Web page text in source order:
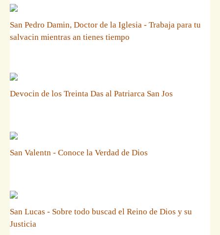
San Pedro Damin, Doctor de la Iglesia - Trabaja para tu
salvacin mientras an tienes tiempo
Devocin de los Treinta Das al Patriarca San Jos
San Valentn - Conoce la Verdad de Dios
San Lucas - Sobre todo buscad el Reino de Dios y su
Justicia